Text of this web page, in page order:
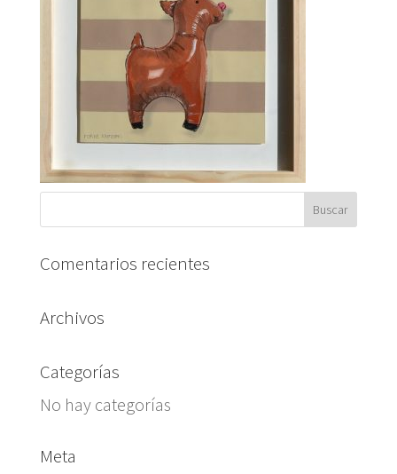
Comentarios recientes
Archivos
Categorías
No hay categorías
Meta